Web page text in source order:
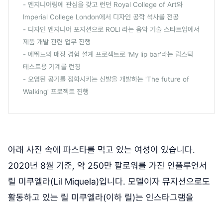
- 엔지니어링에 관심을 갖고 런던 Royal College of Art와
Imperial College London에서 디자인 공학 석사를 전공
- 디자인 엔지니어 포지션으로 ROLI 라는 음악 기술 스타트업에서
제품 개발 관련 업무 진행
- 에뛰드의 매장 경험 설계 프로젝트로 'My lip bar'라는 립스틱
테스트용 기계를 런칭
- 오염된 공기를 정화시키는 신발을 개발하는 'The future of
Walking' 프로젝트 진행
아래 사진 속에 파스타를 먹고 있는 여성이 있습니다.
2020년 8월 기준, 약 250만 팔로워를 가진 인플루언서
릴 미쿠엘라(Lil Miquela)입니다. 모델이자 뮤지션으로도
활동하고 있는 릴 미쿠엘라(이하 릴)는 인스타그램을